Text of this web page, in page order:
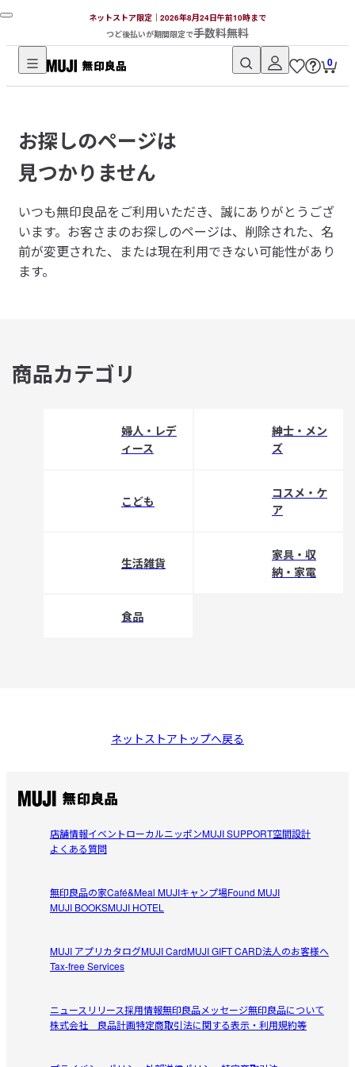
ネットストア限定｜2026年8月24日午前10時まで
つど後払いが期間限定で手数料無料
無
品
ネ
ッ
ト
ス
ト
ア
0
お探しのページは
見つかりません
いつも無印良品をご利用いただき、誠にありがとうござ
います。 お客さまのお探しのページは、削除された、名
前が変更された、または現在利用できない可能性があり
ます。
商品カテゴリ
婦人・レデ
ィース
紳士・メン
ズ
こども
コスメ・ケ
ア
生活雑貨
家具・収
納・家電
食品
ネットストアトップへ戻る
店舗情報イベントローカルニッポンMUJI SUPPORT空間設計
よくある質問
無印良品の家Café&Meal MUJIキャンプ場Found MUJI
MUJI BOOKSMUJI HOTEL
MUJI アプリカタログMUJI CardMUJI GIFT CARD法人のお客様へ
Tax-free Services
ニュースリリース採用情報無印良品メッセージ無印良品について
株式会社 良品計画特定商取引法に関する表示・利用規約等